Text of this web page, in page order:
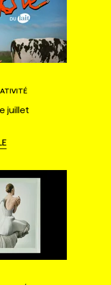
juillet